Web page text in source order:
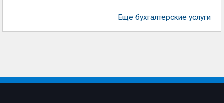
Еще бухгалтерские услуги